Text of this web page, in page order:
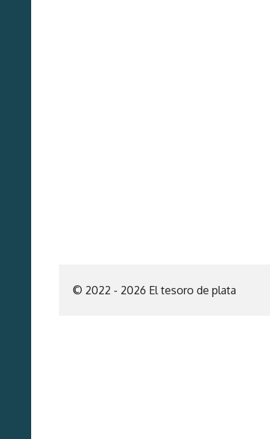
© 2022 - 2026 El tesoro de plata